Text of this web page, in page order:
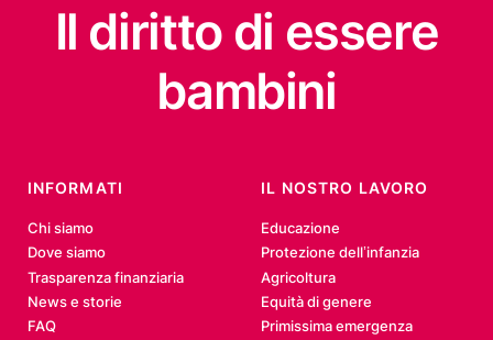
Il diritto di essere
bambini
INFORMATI
Chi siamo
Dove siamo
Trasparenza finanziaria
News e storie
FAQ
IL NOSTRO LAVORO
Educazione
Protezione dell’infanzia
Agricoltura
Equità di genere
Primissima emergenza